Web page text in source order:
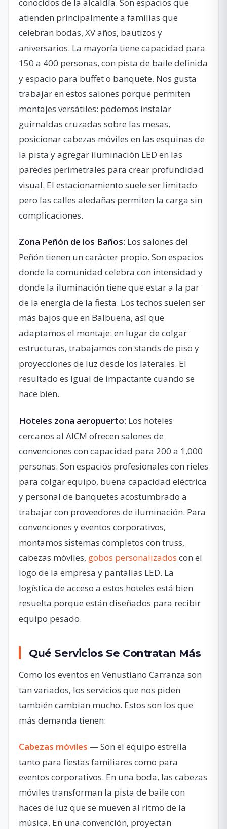
atienden principalmente a familias que
celebran bodas, XV años, bautizos y
aniversarios. La mayoría tiene capacidad para
150 a 400 personas, con pista de baile definida
y espacio para buffet o banquete. Nos gusta
trabajar en estos salones porque permiten
montajes versátiles: podemos instalar
guirnaldas cruzadas sobre las mesas,
posicionar cabezas móviles en las esquinas de
la pista y agregar iluminación LED en las
paredes perimetrales para crear profundidad
visual. El estacionamiento suele ser limitado
pero las calles aledañas permiten la carga sin
complicaciones.
Zona Peñón de los Baños: Los salones del
Peñón tienen un carácter propio. Son espacios
donde la comunidad celebra con intensidad y
donde la iluminación tiene que estar a la par
de la energía de la fiesta. Los techos suelen ser
más bajos que en Balbuena, así que
adaptamos el montaje: en lugar de colgar
estructuras, trabajamos con stands de piso y
proyecciones de luz desde los laterales. El
resultado es igual de impactante cuando se
hace bien.
Hoteles zona aeropuerto: Los hoteles
cercanos al AICM ofrecen salones de
convenciones con capacidad para 200 a 1,000
personas. Son espacios profesionales con rieles
para colgar equipo, buena capacidad eléctrica
y personal de banquetes acostumbrado a
trabajar con proveedores de iluminación. Para
convenciones y eventos corporativos,
montamos sistemas completos con truss,
cabezas móviles, gobos personalizados con el
logo de la empresa y pantallas LED. La
logística de acceso a estos hoteles está bien
resuelta porque están diseñados para recibir
equipo pesado.
Qué Servicios Se Contratan Más
Como los eventos en Venustiano Carranza son
tan variados, los servicios que nos piden
también cambian mucho. Estos son los que
más demanda tienen:
Cabezas móviles — Son el equipo estrella
tanto para fiestas familiares como para
eventos corporativos. En una boda, las cabezas
móviles transforman la pista de baile con
haces de luz que se mueven al ritmo de la
música. En una convención, proyectan